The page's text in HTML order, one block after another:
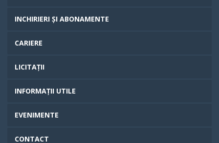
INCHIRIERI ȘI ABONAMENTE
CARIERE
LICITAȚII
INFORMAȚII UTILE
EVENIMENTE
CONTACT